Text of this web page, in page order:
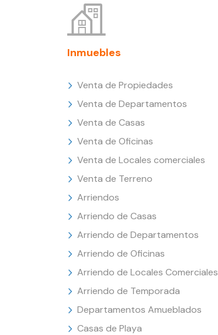
Inmuebles
Venta de Propiedades
Venta de Departamentos
Venta de Casas
Venta de Oficinas
Venta de Locales comerciales
Venta de Terreno
Arriendos
Arriendo de Casas
Arriendo de Departamentos
Arriendo de Oficinas
Arriendo de Locales Comerciales
Arriendo de Temporada
Departamentos Amueblados
Casas de Playa